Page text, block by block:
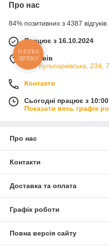
Про нас
84% позитивних з 4387 відгуків
Працює з 16.10.2024
м. Львів
вул. Кульпарківська, 234,
Контакти
Сьогодні працює з
Показати весь графік
Про нас
Контакти
Доставка та оплата
Графік роботи
Повна версія сайту
КНОПКА
ЗВ'ЯЗКУ